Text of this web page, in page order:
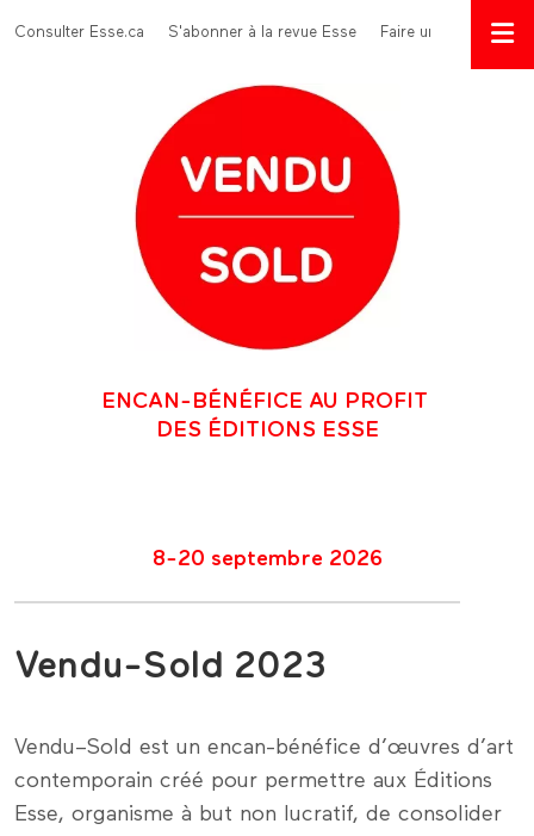
Menu Top
Consulter Esse.ca S'abonner à la revue Esse Faire un don
ENCAN-BÉNÉFICE AU PROFIT
DES ÉDITIONS ESSE
8-20 septembre 2026
Vendu-Sold 2023
Vendu–Sold est un encan-bénéfice d’œuvres d’art
contemporain créé pour permettre aux Éditions
Esse, organisme à but non lucratif, de consolider